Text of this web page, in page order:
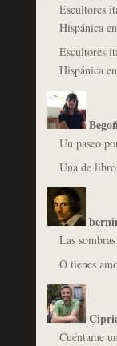
Escultores
Hispánica
Escultores
Hispánica
Un paseo
Una de
Las
O tienes
Cuéntame